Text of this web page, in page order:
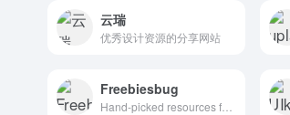
云瑞
优秀设计资源的分享网站
Freebiesbug